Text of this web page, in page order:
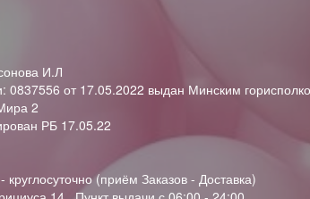
И.Л
0837556 от 17.05.2022 выдан Минским
2
РБ 17.05.22
(приём Заказов - Доставка)